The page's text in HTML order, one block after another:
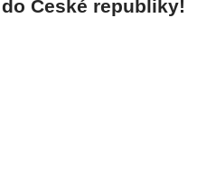
České republiky!